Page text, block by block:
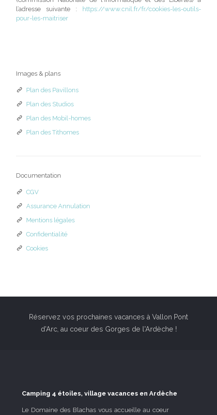
l’adresse suivante :
https://www.cnil.fr/fr/cookies-les-outils-
pour-les-maitriser
Images & plans
Plan des Pavillons
Plan des Studios
Plan des Mobil-homes
Plan des Tithomes
Documentation
CGV
Assurance Annulation
Mentions légales
Confidentialité
Cookies
Réservez vos prochaines vacances à Vallon Pont
d'Arc, au coeur des Gorges de l'Ardèche !
Camping 4 étoiles, village vacances en Ardèche
Le Domaine des Blachas vous accueille au coeur